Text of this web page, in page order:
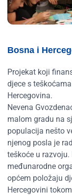
Bosna i
Projekat koji
djece s
Hercegovina.
Nevena
malom gradu na
populacija nešto
njenog posla je
teškoće u
međunarodne
općem položaju
Hercegovini